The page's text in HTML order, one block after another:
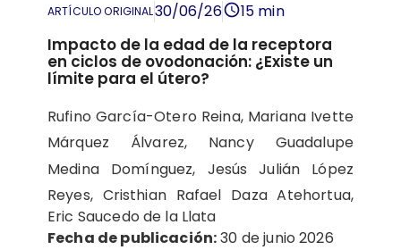
ARTÍCULO ORIGINAL30/06/26 15 min
Impacto de la edad de la receptora
en ciclos de ovodonación: ¿Existe un
límite para el útero?
Rufino García-Otero Reina, Mariana Ivette
Márquez Álvarez,
Nancy Guadalupe
Medina Domínguez, Jesús Julián López
Reyes, Cristhian Rafael Daza Atehortua,
Eric Saucedo de la Llata
Fecha de publicación:30 de junio 2026